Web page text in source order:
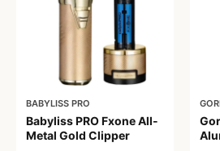
BABYLISS PRO
Babyliss PRO Fxone All-
Metal Gold Clipper